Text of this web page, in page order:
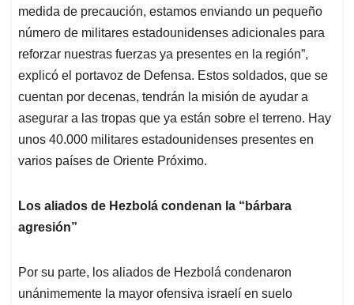
medida de precaución, estamos enviando un pequeño
número de militares estadounidenses adicionales para
reforzar nuestras fuerzas ya presentes en la región”,
explicó el portavoz de Defensa. Estos soldados, que se
cuentan por decenas, tendrán la misión de ayudar a
asegurar a las tropas que ya están sobre el terreno. Hay
unos 40.000 militares estadounidenses presentes en
varios países de Oriente Próximo.
Los aliados de Hezbolá condenan la “bárbara
agresión”
Por su parte, los aliados de Hezbolá condenaron
unánimemente la mayor ofensiva israelí en suelo